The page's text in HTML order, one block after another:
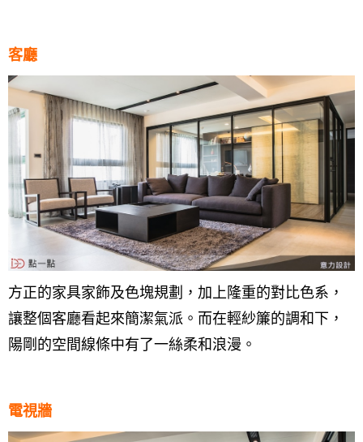
客廳
方正的家具家飾及色塊規劃，加上隆重的對比色系，
讓整個客廳看起來簡潔氣派。而在輕紗簾的調和下，
陽剛的空間線條中有了一絲柔和浪漫。
電視牆